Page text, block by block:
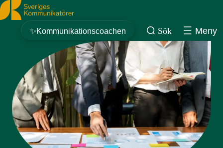
Sveriges Kommunikatörer
✨Kommunikationscoachen Sök Meny